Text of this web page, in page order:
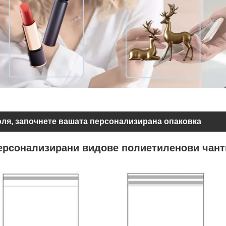
започнете вашата персонализирана опаковка
видове полиетиленови